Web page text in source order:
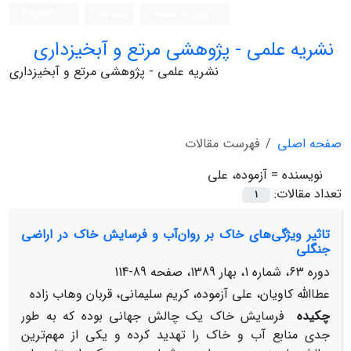
نشریه علمی - پژوهشی مرتع و آبخیزداری
نشریه علمی - پژوهشی مرتع و آبخیزداری
صفحه اصلی
فهرست مقالات
نویسنده = آزموده، علی
تعداد مقالات:
1
تاثیر ویژگی‌های خاک بر روان‌آب و فرسایش خاک در اراضی
جنگلی
دوره 63، شماره 1، بهار 1389، صفحه
89-114
عطاالله کاویان، علی آزموده، کریم سلیمانی، قربان وهاب زاده
چکیده
فرسایش خاک یک چالش جهانی بوده که به طور
جدی منابع آب و خاک را تهدید کرده و یکی از مهم‌ترین